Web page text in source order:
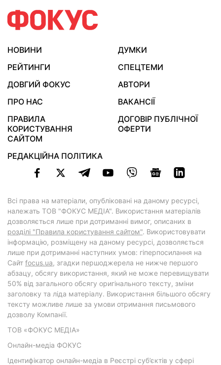
НОВИНИ
ДУМКИ
РЕЙТИНГИ
СПЕЦТЕМИ
ДОВГИЙ ФОКУС
АВТОРИ
ПРО НАС
ВАКАНСІЇ
ПРАВИЛА
КОРИСТУВАННЯ
САЙТОМ
ДОГОВІР ПУБЛІЧНОЇ
ОФЕРТИ
РЕДАКЦІЙНА ПОЛІТИКА
Всі права на матеріали, опубліковані на даному ресурсі,
належать ТОВ "ФОКУС МЕДІА". Використання матеріалів
дозволяється лише при дотриманні вимог, описаних в
розділі "Правила користування сайтом". Використовувати
інформацію, розміщену на даному ресурсі, дозволяється
лише при дотриманні наступних умов: гіперпосилання на
Cайт focus.ua, згадки першоджерела не нижче першого
абзацу, обсягу використання, який не може перевищувати
50% від загального обсягу оригінального тексту, зміни
заголовку та ліда матеріалу. Використання більшого обсягу
тексту можливе лише за умови отримання письмового
дозволу Компанії.
ТОВ «ФОКУС МЕДІА»
Онлайн-медіа ФОКУС
Ідентифікатор онлайн-медіа в Реєстрі суб’єктів у сфері